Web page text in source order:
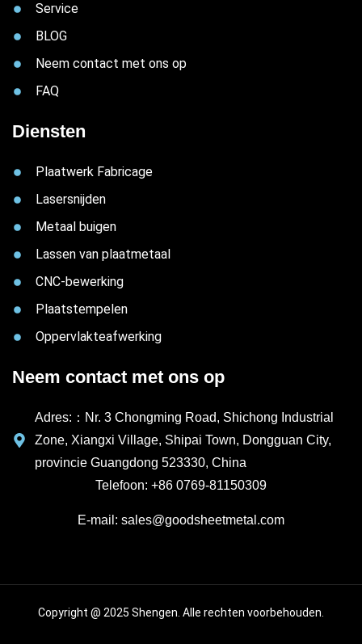
Service
BLOG
Neem contact met ons op
FAQ
Diensten
Plaatwerk Fabricage
Lasersnijden
Metaal buigen
Lassen van plaatmetaal
CNC-bewerking
Plaatstempelen
Oppervlakteafwerking
Neem contact met ons op
Adres:：Nr. 3 Chongming Road, Shichong Industrial
Zone, Xiangxi Village, Shipai Town, Dongguan City,
provincie Guangdong 523330, China
Telefoon: +86 0769-81150309
E-mail: sales@goodsheetmetal.com
Copyright @ 2025 Shengen. Alle rechten voorbehouden.